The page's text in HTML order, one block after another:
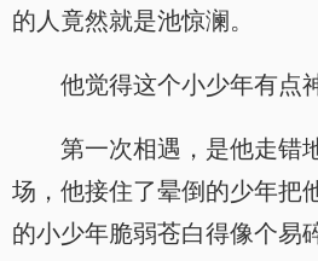
的人竟然就是池惊澜。
他觉得这个小少年有点
第一次相遇，是他走错
场，他接住了晕倒的少年把
的小少年脆弱苍白得像个易